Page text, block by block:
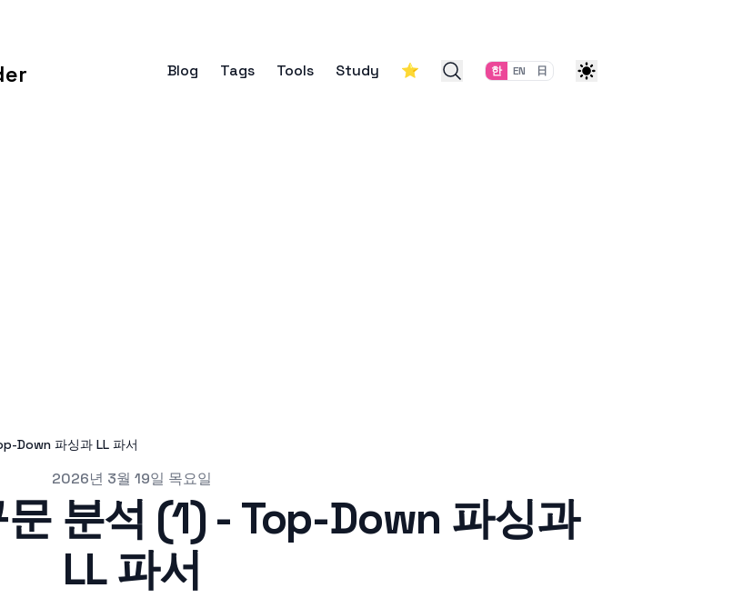
Blog Tags Tools Study ⭐ 한 EN 日
Down 파싱과 LL 파서
2026년 3월 19일 목요일
분석 (1) - Top-Down 파싱과
LL 파서